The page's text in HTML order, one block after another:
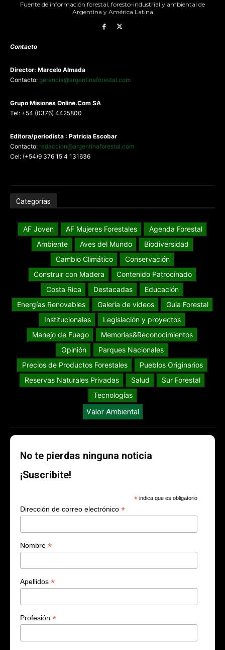
Fuente de información forestal, foresto-industrial y ambiental de
Argentina y América Latina
Contacto
Director: Marcelo Almada
Contacto: gerencia@argentinaforestal.com
Grupo Misiones Online.Com SA
Tel: +54 (0376) 4425800
Editora/periodista : Patricia Escobar
Contacto: redaccion@argentinaforestal.com
Cel: (+54)9 376 15 4 131636
Categorías
AF Joven AF Mujeres Forestales
Agenda Forestal
Ambiente
Aves del Mundo
Biodiversidad
Cambio Climático
Conservación
Construir con Madera
Contenido Patrocinado
Costa Rica
Destacadas
Educación
Energías Renovables
Galería de videos
Guia Forestal
Institucionales
Legislación y proyectos
Manejo de Fuego
Memorias&Reconocimientos
Opinión
Parques Nacionales
Precios de Productos Forestales
Pueblos Originarios
Reservas Naturales Privadas
Salud
Sur Forestal
Tecnologías
Valor Ambiental
No te pierdas ninguna noticia
¡Suscribite!
* indica que es obligatorio
Dirección de correo electrónico *
Nombre *
Apellidos *
Profesión *